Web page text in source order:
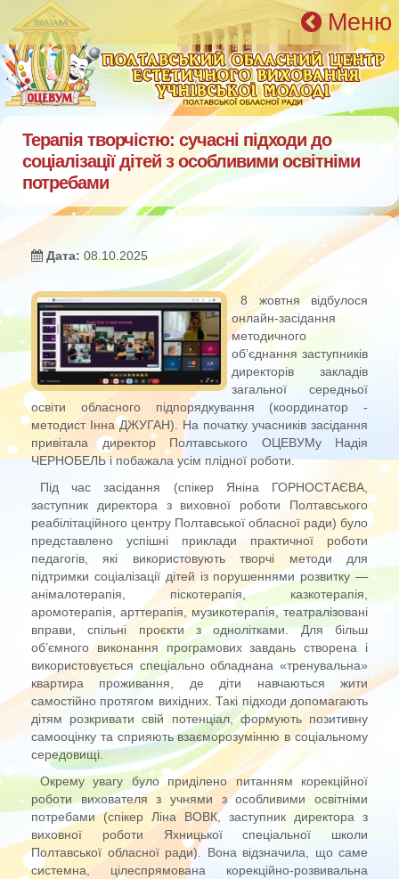
Перейти к основному содержанию Меню
Терапія творчістю: сучасні підходи до
соціалізації дітей з особливими освітніми
потребами
Дата: 08.10.2025
8 жовтня відбулося
онлайн-засідання
методичного
об’єднання заступників
директорів закладів
загальної середньої
освіти обласного підпорядкування (координатор -
методист Інна ДЖУГАН). На початку учасників засідання
привітала директор Полтавського ОЦЕВУМу Надія
ЧЕРНОБЕЛЬ і побажала усім плідної роботи.
Під час засідання (спікер Яніна ГОРНОСТАЄВА,
заступник директора з виховної роботи Полтавського
реабілітаційного центру Полтавської обласної ради) було
представлено успішні приклади практичної роботи
педагогів, які використовують творчі методи для
підтримки соціалізації дітей із порушеннями розвитку —
анімалотерапія, піскотерапія, казкотерапія,
аромотерапія, арттерапія, музикотерапія, театралізовані
вправи, спільні проєкти з однолітками. Для більш
об’ємного виконання програмових завдань створена і
використовується спеціально обладнана «тренувальна»
квартира проживання, де діти навчаються жити
самостійно протягом вихідних. Такі підходи допомагають
дітям розкривати свій потенціал, формують позитивну
самооцінку та сприяють взаєморозумінню в соціальному
середовищі.
Окрему увагу було приділено питанням корекційної
роботи вихователя з учнями з особливими освітніми
потребами (спікер Ліна ВОВК, заступник директора з
виховної роботи Яхницької спеціальної школи
Полтавської обласної ради). Вона відзначила, що саме
системна, цілеспрямована корекційно-розвивальна